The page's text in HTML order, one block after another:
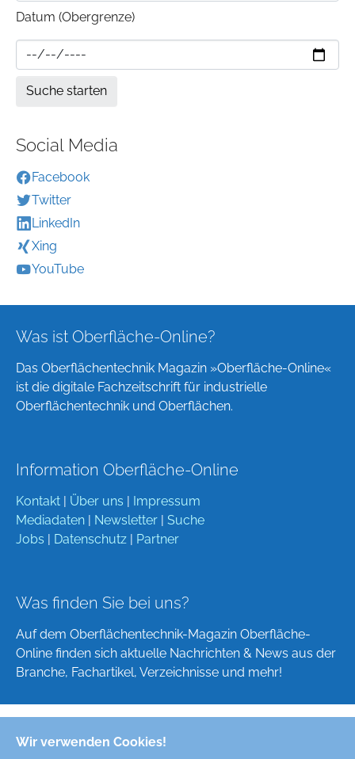
Wir verwenden Cookies!
Datum (Obergrenze)
Social Media
Facebook
Twitter
LinkedIn
Xing
YouTube
Was ist Oberfläche-Online?
Das Oberflächentechnik Magazin »Oberfläche-Online«
ist die digitale Fachzeitschrift für industrielle
Oberflächentechnik und Oberflächen.
Information Oberfläche-Online
Kontakt Über uns
Impressum
Mediadaten
Newsletter
Suche
Jobs
Datenschutz Partner
Was finden Sie bei uns?
Auf dem Oberflächentechnik-Magazin Oberfläche-
Online finden sich aktuelle Nachrichten & News aus der
Branche, Fachartikel, Verzeichnisse und mehr!
Deutsch